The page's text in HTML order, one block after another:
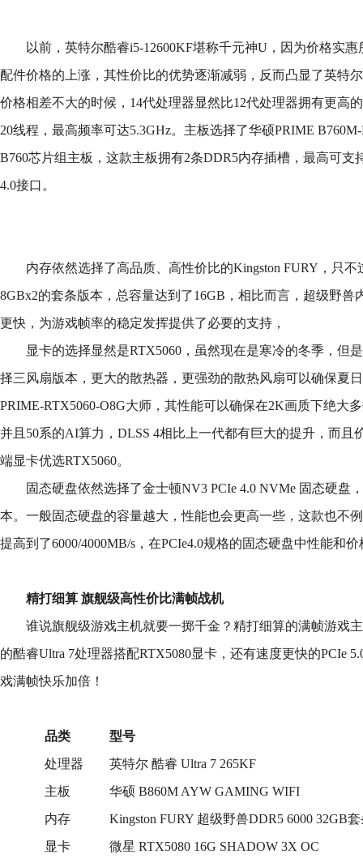
以前，英特尔酷睿i5-12600KF堪称千元神U，因为价格实
配件价格的上涨，其性价比的优势逐渐减弱，反而凸显了英特
价格相差不大的时候，14代处理器显然比12代处理器拥有更高
20线程，最高频率可达5.3GHz。主板选择了华硕PRIME
B760芯片组主板，这款主板拥有2条DDR5内存插槽，最高可支
4.0接口。
内存依然选择了高品质、高性价比的Kingston FURY，只不
8GBx2的套条版本，总容量达到了16GB，相比而言，超级野兽
更快，为游戏帧率的稳定发挥提供了必要的支持，
显卡的选择显然是RTX5060，虽然现在是寒冷的冬季，但
择三风扇版本，更大的散热器，更强劲的散热风扇可以确保夏
PRIME-RTX5060-O8G大师，其性能可以确保在2K画质下绝大
并且50系的AI算力，DLSS 4相比上一代都有巨大的提升，而且
端显卡优选RTX5060。
固态硬盘依然选择了金士顿NV3 PCIe 4.0 NVMe 固态硬盘
本。一般固态硬盘的容量越大，性能也会更高一些，这款也不
提高到了6000/4000MB/s，在PCIe4.0规格的固态硬盘中性能和
精打细算 旗舰级高性价比满帧战机
谁说旗舰级游戏主机就要一掷千金？精打细算的满帧游戏
的酷睿Ultra 7处理器搭配RTX5080显卡，还有速度更快的PCIe
戏满帧快乐加倍！
品类
型号
处理器
英特尔 酷睿 Ultra 7 265KF
主板
华硕 B860M AYW GAMING WIFI
内存
Kingston FURY 超级野兽DDR5 6000 32GB套
显卡
微星 RTX5080 16G SHADOW 3X OC